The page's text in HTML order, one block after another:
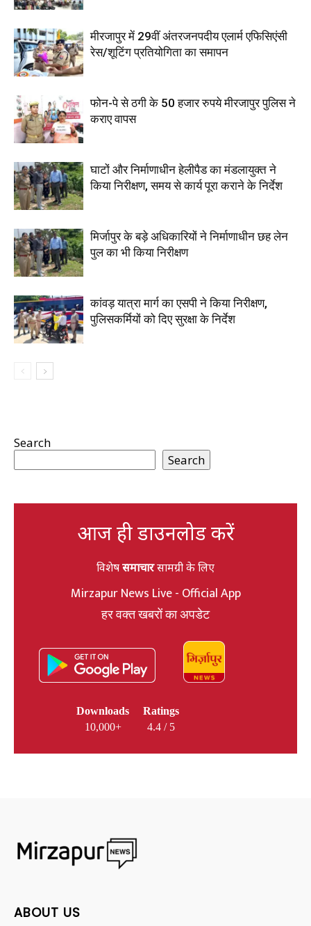
मीरजापुर में 29वीं अंतरजनपदीय एलार्म एफिसिएंसी
रेस/शूटिंग प्रतियोगिता का समापन
फोन-पे से ठगी के 50 हजार रुपये मीरजापुर पुलिस ने
कराए वापस
घाटों और निर्माणाधीन हेलीपैड का मंडलायुक्त ने
किया निरीक्षण, समय से कार्य पूरा कराने के निर्देश
मिर्जापुर के बड़े अधिकारियों ने निर्माणाधीन छह लेन
पुल का भी किया निरीक्षण
कांवड़ यात्रा मार्ग का एसपी ने किया निरीक्षण,
पुलिसकर्मियों को दिए सुरक्षा के निर्देश
Search
Search
आज ही डाउनलोड करें
विशेषसमाचारसामग्री के लिए
Mirzapur News Live - Official App
हर वक्त खबरों का अपडेट
Downloads
10,000+
Ratings
4.4 / 5
ABOUT US